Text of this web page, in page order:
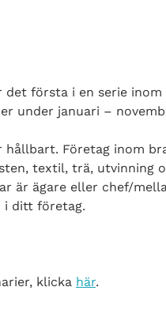
det första i en serie
under januari –
Företag inom
textil, trä, utvinning
är ägare eller chef/
i ditt företag.
klicka här.